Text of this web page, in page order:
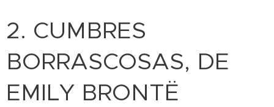
2. CUMBRES
BORRASCOSAS, DE
EMILY BRONTË